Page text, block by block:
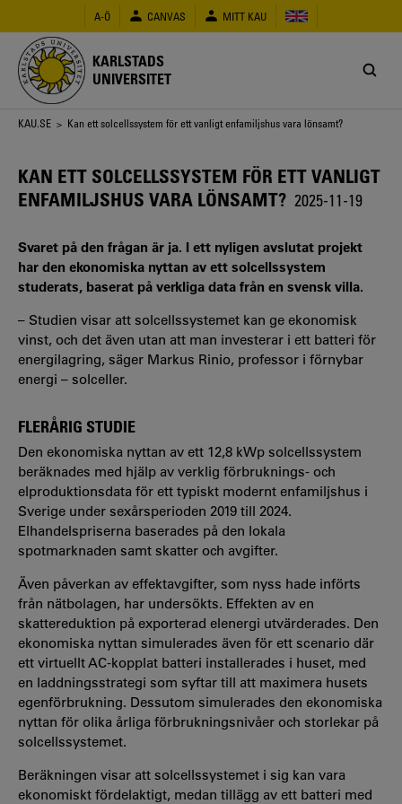
huvudinnehåll
A-Ö CANVAS MITT KAU
KARLSTADS
UNIVERSITET
Länkstig
KAU.SE > Kan ett solcellssystem för ett vanligt enfamiljshus vara lönsamt?
KAN ETT SOLCELLSSYSTEM FÖR ETT VANLIGT
ENFAMILJSHUS VARA LÖNSAMT? 2025-11-19
Svaret på den frågan är ja. I ett nyligen avslutat projekt
har den ekonomiska nyttan av ett solcellssystem
studerats, baserat på verkliga data från en svensk villa.
– Studien visar att solcellssystemet kan ge ekonomisk
vinst, och det även utan att man investerar i ett batteri för
energilagring, säger Markus Rinio, professor i förnybar
energi – solceller.
FLERÅRIG STUDIE
Den ekonomiska nyttan av ett 12,8 kWp solcellssystem
beräknades med hjälp av verklig förbruknings- och
elproduktionsdata för ett typiskt modernt enfamiljshus i
Sverige under sexårsperioden 2019 till 2024.
Elhandelspriserna baserades på den lokala
spotmarknaden samt skatter och avgifter.
Även påverkan av effektavgifter, som nyss hade införts
från nätbolagen, har undersökts. Effekten av en
skattereduktion på exporterad elenergi utvärderades. Den
ekonomiska nyttan simulerades även för ett scenario där
ett virtuellt AC-kopplat batteri installerades i huset, med
en laddningsstrategi som syftar till att maximera husets
egenförbrukning. Dessutom simulerades den ekonomiska
nyttan för olika årliga förbrukningsnivåer och storlekar på
solcellssystemet.
Beräkningen visar att solcellssystemet i sig kan vara
ekonomiskt fördelaktigt, medan tillägg av ett batteri med